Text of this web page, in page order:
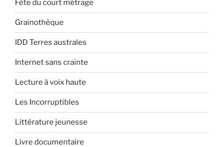
Fête du court métrage
Grainothèque
IDD Terres australes
Internet sans crainte
Lecture à voix haute
Les Incorruptibles
Littérature jeunesse
Livre documentaire